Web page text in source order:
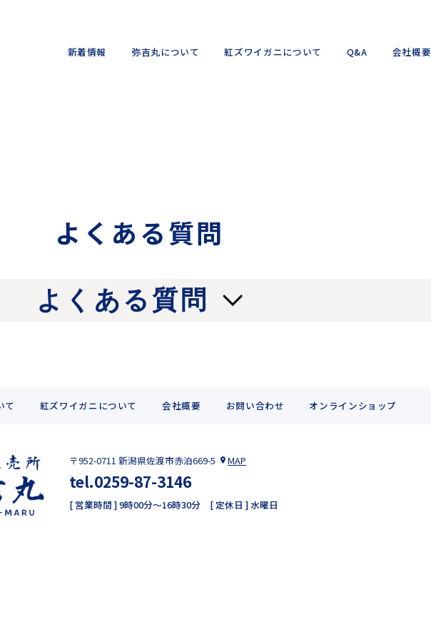
新着情報 弥吉丸について 紅ズワイガニについて Q&A 会社概要
よくある質問
よくある質問
て 紅ズワイガニについて 会社概要 お問い合わせ オンラインショップ
〒952-0711 新潟県佐渡市赤泊669-5 MAP
tel.0259-87-3146
[ 営業時間 ] 9時00分～16時30分 [ 定休日 ] 水曜日